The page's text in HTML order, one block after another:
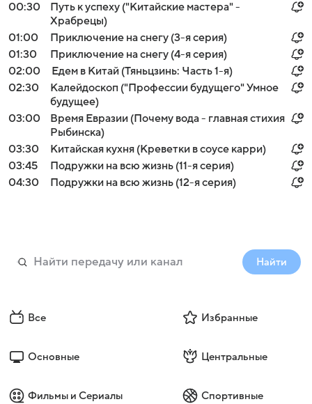
00:30
Путь к успеху ("Китайские мастера" -
Храбрецы)
01:00
Приключение на снегу (3-я серия)
01:30
Приключение на снегу (4-я серия)
02:00
Едем в Китай (Тяньцзинь: Часть 1-я)
02:30
Калейдоскоп ("Профессии будущего" Умное
будущее)
03:00
Время Евразии (Почему вода - главная стихия
Рыбинска)
03:30
Китайская кухня (Креветки в соусе карри)
03:45
Подружки на всю жизнь (11-я серия)
04:30
Подружки на всю жизнь (12-я серия)
Найти
Все Избранные
Основные Центральные
Фильмы и Сериалы Спортивные